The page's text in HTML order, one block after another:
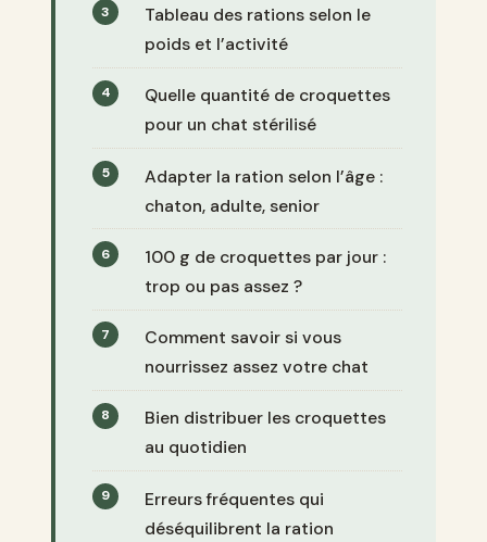
Tableau des rations selon le
poids et l’activité
Quelle quantité de croquettes
pour un chat stérilisé
Adapter la ration selon l’âge :
chaton, adulte, senior
100 g de croquettes par jour :
trop ou pas assez ?
Comment savoir si vous
nourrissez assez votre chat
Bien distribuer les croquettes
au quotidien
Erreurs fréquentes qui
déséquilibrent la ration